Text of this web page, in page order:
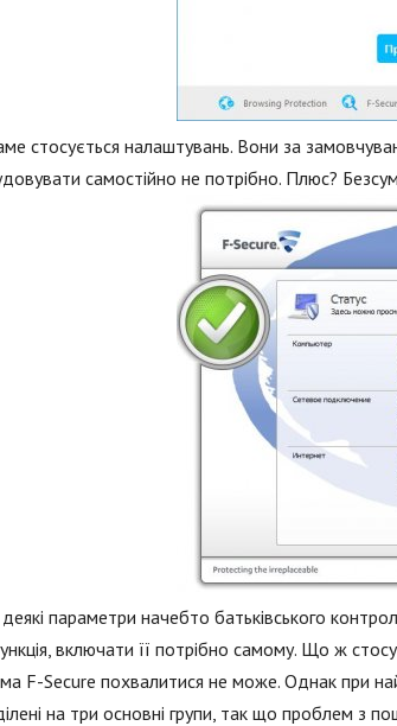
стосується налаштувань. Вони за
самостійно не потрібно. Плюс?
параметри начебто батьківського
включати її потрібно самому. Що ж
F-Secure похвалитися не може. Однак при
на три основні групи, так що проблем з